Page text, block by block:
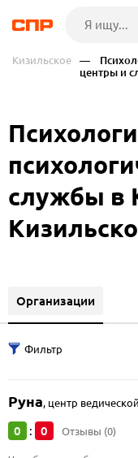
Кизильское
—
центры и
службы в
Организации
Руна, центр
0 : 0 Отзывы (0)